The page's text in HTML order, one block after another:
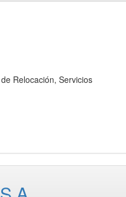
Relocación, Servicios